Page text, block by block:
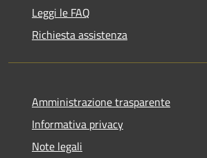
Leggi le FAQ
Richiesta assistenza
Amministrazione trasparente
Informativa privacy
Note legali